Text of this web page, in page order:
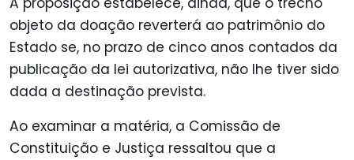
objeto da doação reverterá ao patrimônio do
Estado se, no prazo de cinco anos contados da
publicação da lei autorizativa, não lhe tiver sido
dada a destinação prevista.
Ao examinar a matéria, a Comissão de
Constituição e Justiça ressaltou que a